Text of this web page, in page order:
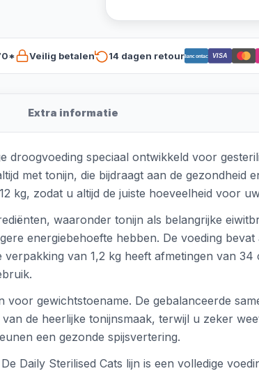
Veilig betalen 14 dagen retourBancontact VISA
Extra informatie
droogvoeding speciaal ontwikkeld voor
met tonijn, die bijdraagt aan de gezondheid
kg, zodat u altijd de juiste hoeveelheid voor
waaronder tonijn als belangrijke
energiebehoefte hebben. De voeding
van 1,2 kg heeft afmetingen van
gewichtstoename. De gebalanceerde
de heerlijke tonijnsmaak, terwijl u zeker
een gezonde spijsvertering.
Daily Sterilised Cats lijn is een volledige